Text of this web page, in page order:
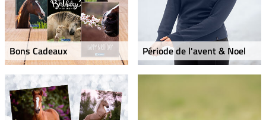
Bons Cadeaux Période de l'avent & Noel